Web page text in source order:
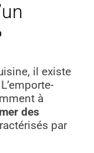
il existe
à
des
par